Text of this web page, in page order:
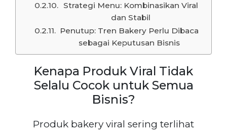
Strategi Menu: Kombinasikan Viral
dan Stabil
Penutup: Tren Bakery Perlu Dibaca
sebagai Keputusan Bisnis
Kenapa Produk Viral Tidak
Selalu Cocok untuk Semua
Bisnis?
Produk bakery viral sering terlihat